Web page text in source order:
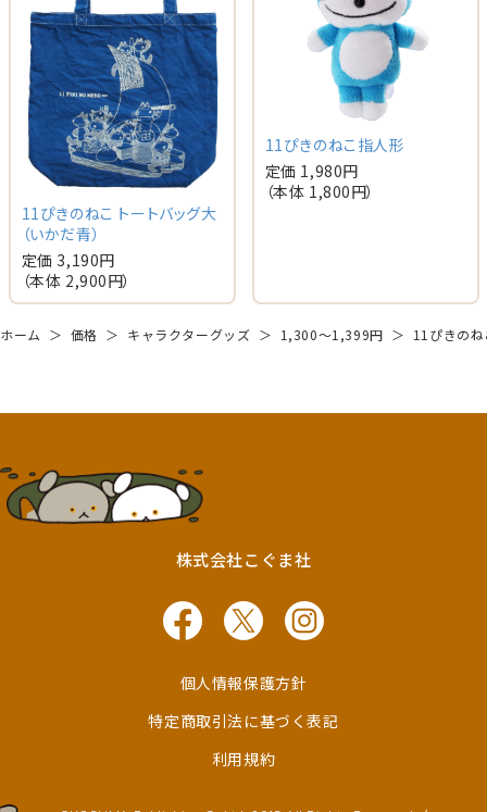
11ぴきのねこ トートバッグ大
（いかだ青）
定価 3,190円
（本体 2,900円）
11ぴきのねこ指人形
定価 1,980円
（本体 1,800円）
ホーム ＞ 価格 ＞ キャラクターグッズ ＞ 1,300～1,399円 ＞ 11ぴきの
株式会社こぐま社
個人情報保護方針
特定商取引法に基づく表記
利用規約